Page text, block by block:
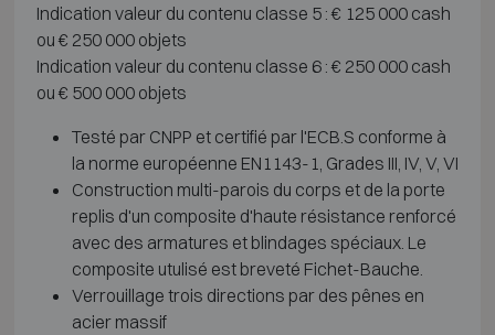
Indication valeur du contenu classe 5 : € 125 000 cash
ou € 250 000 objets
Indication valeur du contenu classe 6 : € 250 000 cash
ou € 500 000 objets
Testé par CNPP et certifié par l'ECB.S conforme à
la norme européenne EN1143-1, Grades III, IV, V, VI
Construction multi-parois du corps et de la porte
replis d'un composite d'haute résistance renforcé
avec des armatures et blindages spéciaux. Le
composite utulisé est breveté Fichet-Bauche.
Verrouillage trois directions par des pênes en
acier massif